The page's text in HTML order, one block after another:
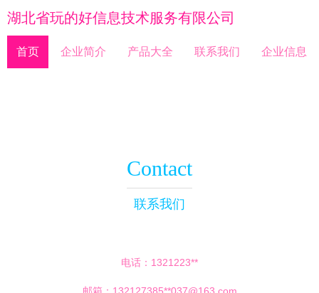
湖北省玩的好信息技术服务有限公司
首页 企业简介 产品大全 联系我们 企业信息
Contact
联系我们
电话：1321223**